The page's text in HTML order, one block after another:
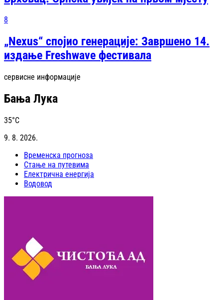
8
„Nexus“ спојио генерације: Завршено 14.
издање Freshwave фестивала
сервисне информације
Бања Лука
35°C
9. 8. 2026.
Временска прогноза
Стање на путевима
Електрична енергија
Водовод